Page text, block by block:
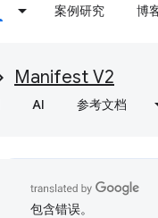
案例研究 博
Manifest V2
AI 参考文档
包含错误。